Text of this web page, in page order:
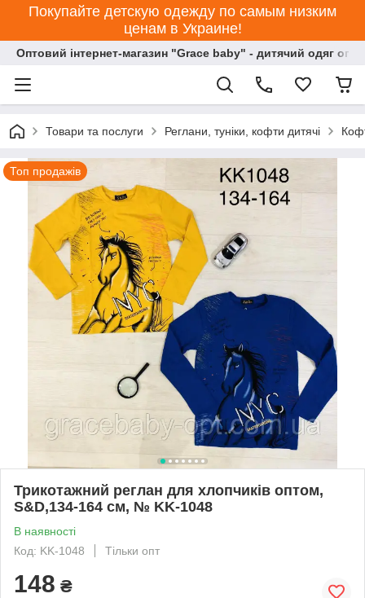
Покупайте детскую одежду по самым низким
ценам в Украине!
Оптовий інтернет-магазин "Grace baby" - дитячий одяг
Товари та послуги Реглани, туніки, кофти дитячі
Топ продажів
Трикотажний реглан для хлопчиків оптом,
S&D,134-164 см, № KK-1048
В наявності
Код: KK-1048
Тільки опт
148 ₴